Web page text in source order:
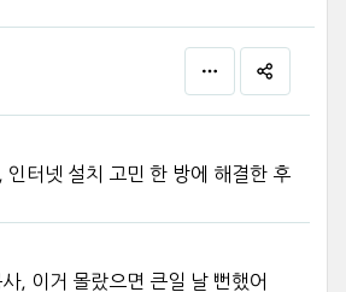
인터넷 설치 고민 한 방에 해결한 후
, 이거 몰랐으면 큰일 날 뻔했어